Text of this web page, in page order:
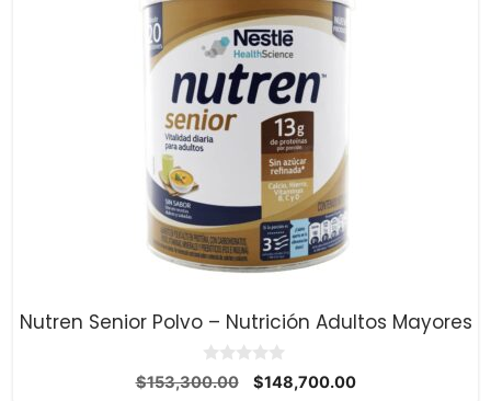
Nutren Senior Polvo – Nutrición Adultos Mayores
0
d
$153,300.00
El
$148,700.00El